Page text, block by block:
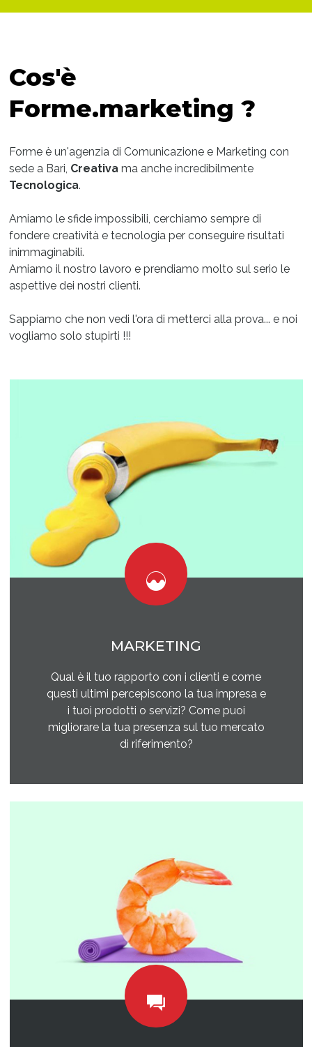
Cos'è
Forme.marketing ?
Forme è un'agenzia di Comunicazione e Marketing con
sede a Bari, Creativa ma anche incredibilmente
Tecnologica.
Amiamo le sfide impossibili, cerchiamo sempre di
fondere creatività e tecnologia per conseguire risultati
inimmaginabili.
Amiamo il nostro lavoro e prendiamo molto sul serio le
aspettive dei nostri clienti.
Sappiamo che non vedi l'ora di metterci alla prova... e noi
vogliamo solo stupirti !!!
MARKETING
Qual è il tuo rapporto con i clienti e come
questi ultimi percepiscono la tua impresa e
i tuoi prodotti o servizi? Come puoi
migliorare la tua presenza sul tuo mercato
di riferimento?